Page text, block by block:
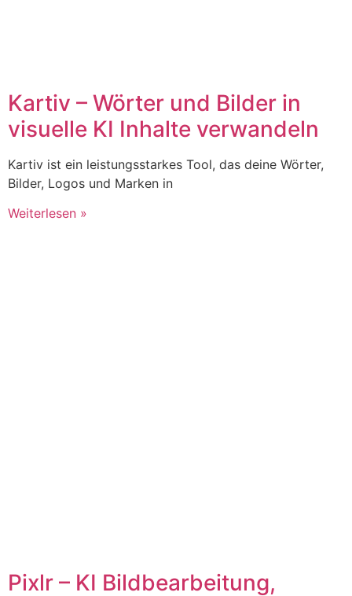
Kartiv – Wörter und Bilder in
visuelle KI Inhalte verwandeln
Kartiv ist ein leistungsstarkes Tool, das deine Wörter,
Bilder, Logos und Marken in
Weiterlesen »
Pixlr – KI Bildbearbeitung,